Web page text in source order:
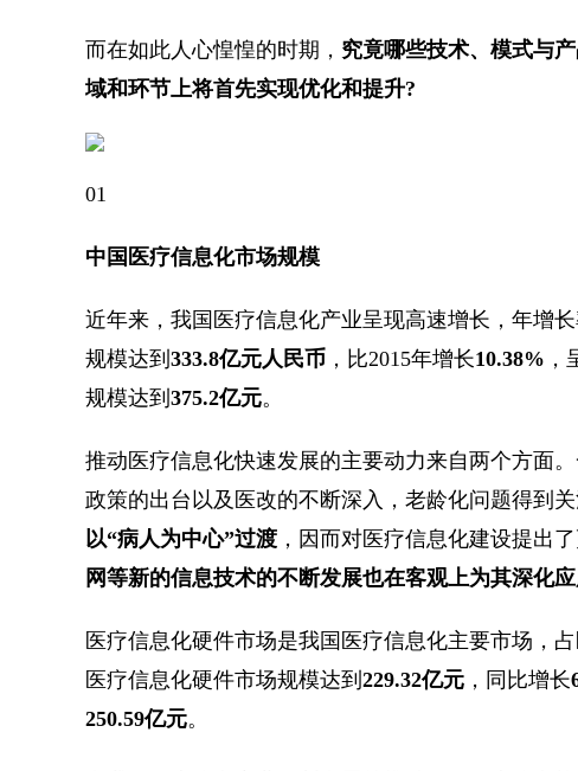
而在如此人心惶惶的时期， 究竟哪些技术、模式与
域和环节上将首先实现优化和提升?
01
中国医疗信息化市场规模
近年来，我国医疗信息化产业呈现高速增长，年增
规模达到 333.8亿元人民币 ，比2015年增长10.38%
规模达到 375.2亿元。
推动医疗信息化快速发展的主要动力来自两个方面
政策的出台以及医改的不断深入，老龄化问题得到
以“病人为中心”过渡 ，因而对医疗信息化建设提出
网等新的信息技术的不断发展也在客观上为其深化
医疗信息化硬件市场是我国医疗信息化主要市场，
医疗信息化硬件市场规模达到 229.32亿元 ，同比增长
250.59亿元。